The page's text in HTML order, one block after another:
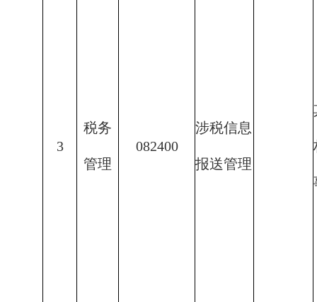
3
税务
管理
082400
涉税信息
报送管理